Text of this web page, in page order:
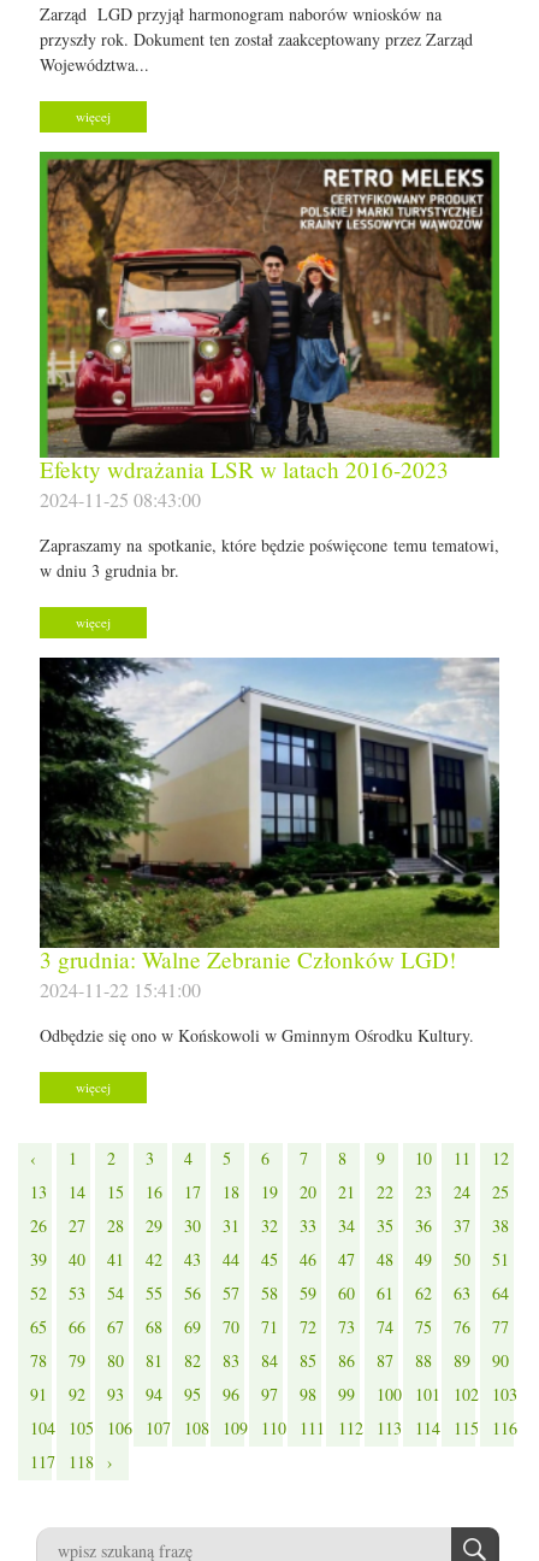
Zarząd LGD przyjął harmonogram naborów wniosków na
przyszły rok. Dokument ten został zaakceptowany przez Zarząd
Województwa...
więcej
Efekty wdrażania LSR w latach 2016-2023
2024-11-25 08:43:00
Zapraszamy na spotkanie, które będzie poświęcone temu tematowi,
w dniu 3 grudnia br.
więcej
3 grudnia: Walne Zebranie Członków LGD!
2024-11-22 15:41:00
Odbędzie się ono w Końskowoli w Gminnym Ośrodku Kultury.
więcej
‹ 1 2 3 4 5 6 7 8 9 10 11
12
13
14 15 16 17 18 19 20 21 22 23 24
25
26
27 28 29 30 31 32 33 34 35 36 37
38
39
40 41 42 43 44 45 46 47 48 49 50
51
52
53 54 55 56 57 58 59 60 61 62 63
64
65
66 67 68 69 70 71 72 73 74 75 76
77
78
79 80 81 82 83 84 85 86 87 88 89
90
91
92 93 94 95 96 97 98 99 100 101 102
103
104
105 106 107 108 109 110 111 112 113 114 115
116
117
118 ›